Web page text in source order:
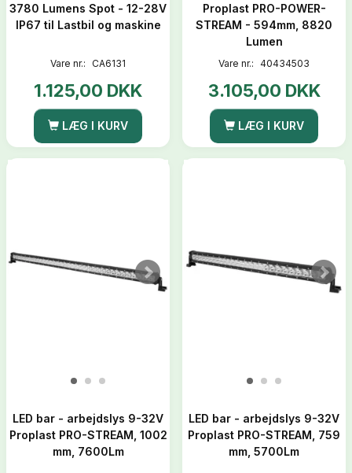
3780 Lumens Spot - 12-28V
IP67 til Lastbil og maskine
Vare nr.: CA6131
1.125,00 DKK
LÆG I KURV
Proplast PRO-POWER-
STREAM - 594mm, 8820
Lumen
Vare nr.: 40434503
3.105,00 DKK
LÆG I KURV
LED bar - arbejdslys 9-32V
Proplast PRO-STREAM, 1002
mm, 7600Lm
LED bar - arbejdslys 9-32V
Proplast PRO-STREAM, 759
mm, 5700Lm